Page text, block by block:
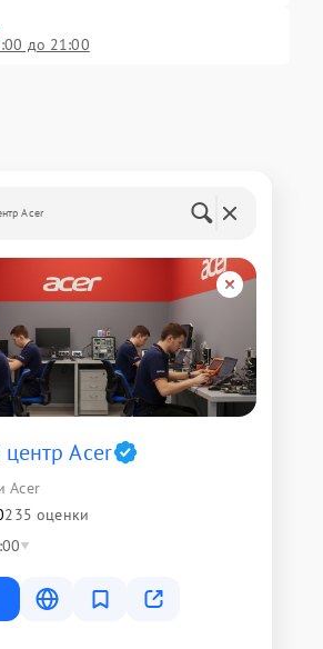
до 21:00
Acer
Acer
Acer
235 оценки